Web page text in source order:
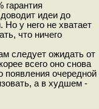
гарантия
идеи до
у него не хватает
что ничего
следует ожидать от
всего оно снова
появления очередной
а в худшем -